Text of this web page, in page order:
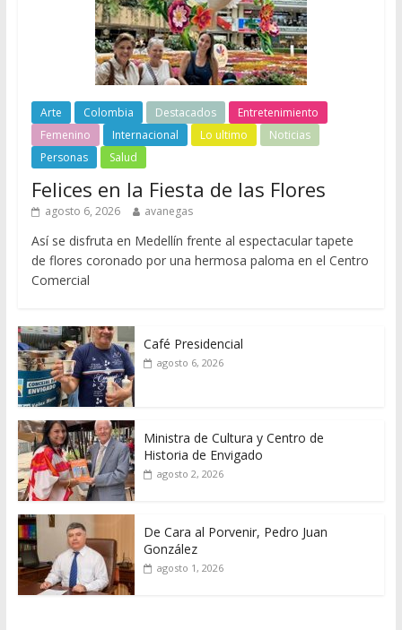
Arte Colombia Destacados
Entretenimiento
Femenino
Internacional Lo ultimo
Noticias
Personas
Salud
Felices en la Fiesta de las Flores
agosto 6, 2026 avanegas
Así se disfruta en Medellín frente al espectacular tapete
de flores coronado por una hermosa paloma en el Centro
Comercial
Café Presidencial
agosto 6, 2026
Ministra de Cultura y Centro de
Historia de Envigado
agosto 2, 2026
De Cara al Porvenir, Pedro Juan
González
agosto 1, 2026